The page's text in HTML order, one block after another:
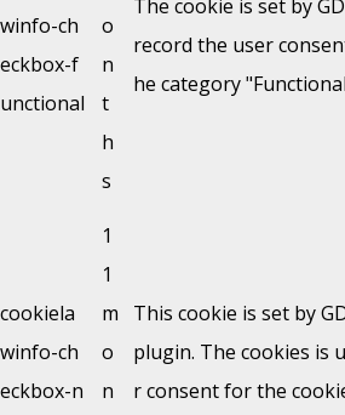
winfo-ch
eckbox-f
unctional
o
n
t
h
s
The cookie is set by
record the user
he category
cookiela
winfo-ch
eckbox-n
1
1
m
o
n
This cookie is set by
plugin. The cookies is
r consent for the